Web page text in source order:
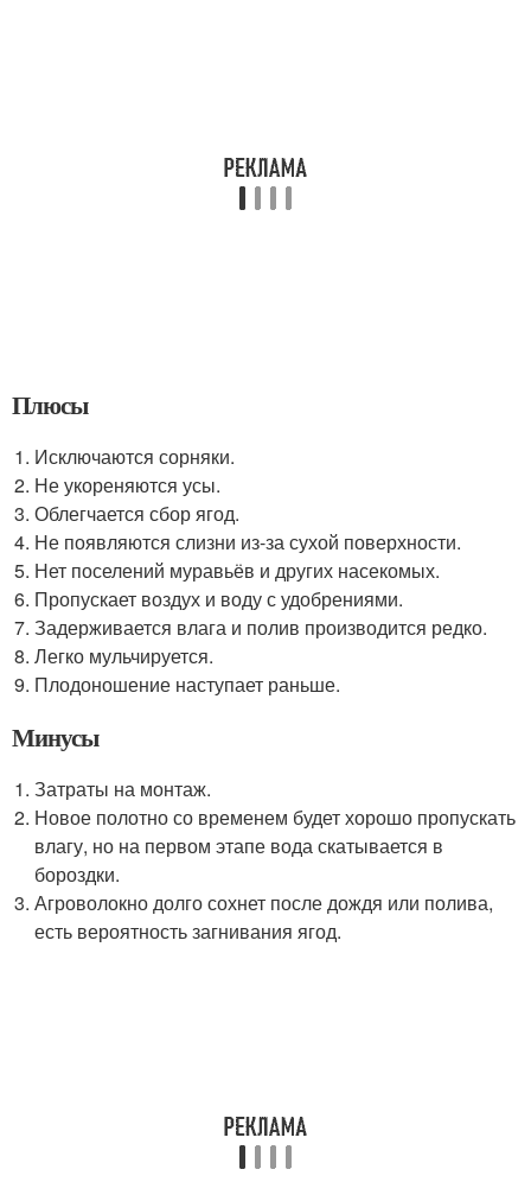
Плюсы
Исключаются сорняки.
Не укореняются усы.
Облегчается сбор ягод.
Не появляются слизни из-за сухой поверхности.
Нет поселений муравьёв и других насекомых.
Пропускает воздух и воду с удобрениями.
Задерживается влага и полив производится редко.
Легко мульчируется.
Плодоношение наступает раньше.
Минусы
Затраты на монтаж.
Новое полотно со временем будет хорошо пропускать
влагу, но на первом этапе вода скатывается в
бороздки.
Агроволокно долго сохнет после дождя или полива,
есть вероятность загнивания ягод.